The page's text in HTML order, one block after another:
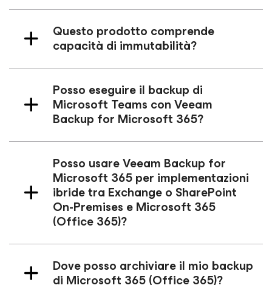
Questo prodotto comprende
capacità di immutabilità?
Posso eseguire il backup di
Microsoft Teams con Veeam
Backup for Microsoft 365?
Posso usare Veeam Backup for
Microsoft 365per implementazioni
ibride tra Exchange o SharePoint
On-Premises e Microsoft 365
(Office 365)?
Dove posso archiviare il mio backup
di Microsoft 365 (Office 365)?